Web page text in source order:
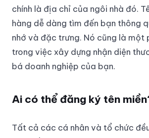
chính là địa chỉ của ngôi nhà đó.
hàng dễ dàng tìm đến bạn thông
nhớ và đặc trưng. Nó cũng là một
trong việc xây dựng nhận diện
bá doanh nghiệp của bạn.
Ai có thể đăng ký tên
Tất cả các cá nhân và tổ chức